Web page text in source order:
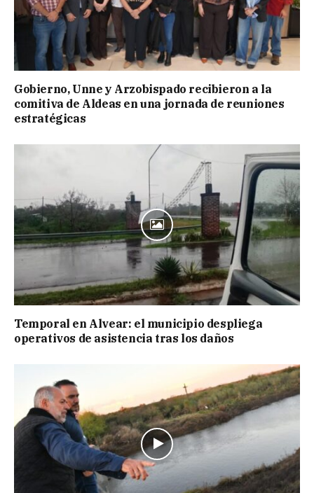
Gobierno, Unne y Arzobispado recibieron a la
comitiva de Aldeas en una jornada de reuniones
estratégicas
Temporal en Alvear: el municipio despliega
operativos de asistencia tras los daños